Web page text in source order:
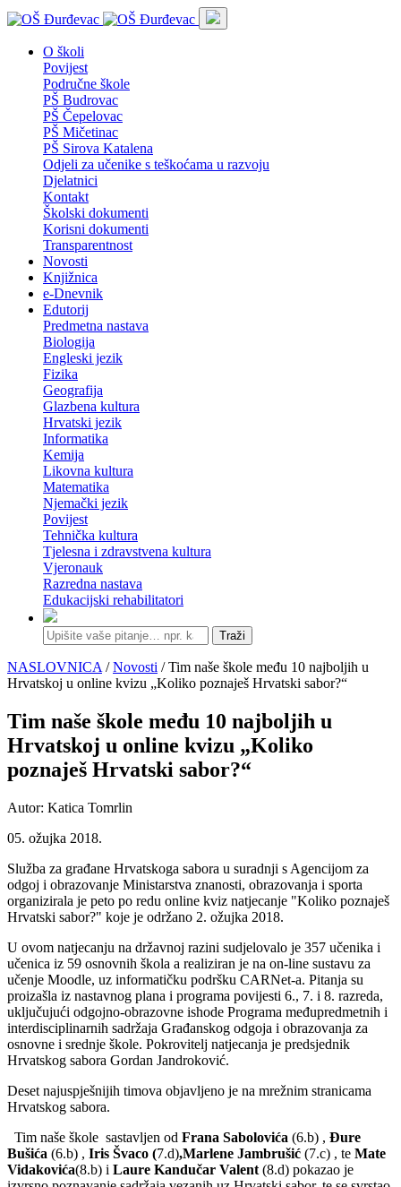
O školi
Povijest
Područne škole
PŠ Budrovac
PŠ Čepelovac
PŠ Mičetinac
PŠ Sirova Katalena
Odjeli za učenike s teškoćama u razvoju
Djelatnici
Kontakt
Školski dokumenti
Korisni dokumenti
Transparentnost
Novosti
Knjižnica
e-Dnevnik
Edutorij
Predmetna nastava
Biologija
Engleski jezik
Fizika
Geografija
Glazbena kultura
Hrvatski jezik
Informatika
Kemija
Likovna kultura
Matematika
Njemački jezik
Povijest
Tehnička kultura
Tjelesna i zdravstvena kultura
Vjeronauk
Razredna nastava
Edukacijski rehabilitatori
Traži
NASLOVNICA /Novosti / Tim naše škole među 10 najboljih u
Hrvatskoj u online kvizu „Koliko poznaješ Hrvatski sabor?“
Tim naše škole među 10 najboljih u
Hrvatskoj u online kvizu „Koliko
poznaješ Hrvatski sabor?“
Autor: Katica Tomrlin
05. ožujka 2018.
Služba za građane Hrvatskoga sabora u suradnji s Agencijom za
odgoj i obrazovanje Ministarstva znanosti, obrazovanja i sporta
organizirala je peto po redu online kviz natjecanje "Koliko poznaješ
Hrvatski sabor?" koje je održano 2. ožujka 2018.
U ovom natjecanju na državnoj razini sudjelovalo je 357 učenika i
učenica iz 59 osnovnih škola a realiziran je na on-line sustavu za
učenje Moodle, uz informatičku podršku CARNet-a. Pitanja su
proizašla iz nastavnog plana i programa povijesti 6., 7. i 8. razreda,
uključujući odgojno-obrazovne ishode Programa međupredmetnih i
interdisciplinarnih sadržaja Građanskog odgoja i obrazovanja za
osnovne i srednje škole. Pokrovitelj natjecanja je predsjednik
Hrvatskog sabora Gordan Jandroković.
Deset najuspješnijih timova objavljeno je na mrežnim stranicama
Hrvatskog sabora.
Tim naše škole sastavljen od Frana Sabolovića (6.b) , Đure
Bušića (6.b) , Iris Švaco (7.d),Marlene Jambrušić (7.c) , te Mate
Vidakovića(8.b) i Laure Kandučar Valent (8.d) pokazao je